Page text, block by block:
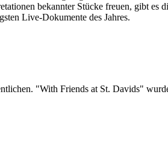
bekannter Stücke freuen, gibt es
Live-Dokumente des Jahres.
"With Friends at St. Davids"